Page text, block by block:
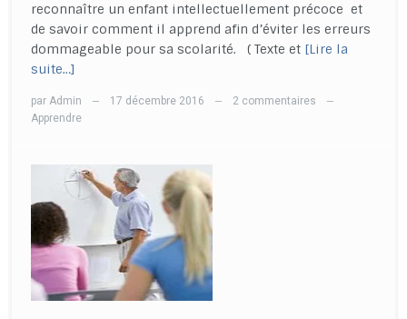
reconnaître un enfant intellectuellement précoce et
de savoir comment il apprend afin d’éviter les erreurs
dommageable pour sa scolarité. ( Texte et [Lire la
suite…]
par Admin — 17 décembre 2016 — 2 commentaires —
Apprendre